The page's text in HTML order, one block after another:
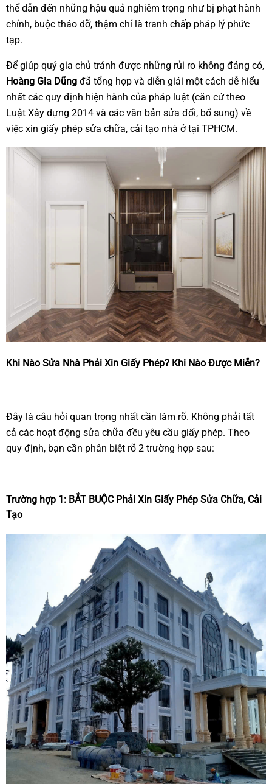
Hướng Dẫn Hồ Sơ và Quy Trình Xin Giấy Phép Sửa Nhà tại
TPHCM
2. Quy trình nộp hồ sơ
Lời Khuyên Từ Chuyên Gia
thể dẫn đến những hậu quả nghiêm trọng như bị phạt hành
chính, buộc tháo dỡ, thậm chí là tranh chấp pháp lý phức
tạp.
Để giúp quý gia chủ tránh được những rủi ro không đáng có,
Hoàng Gia Dũng đã tổng hợp và diễn giải một cách dễ hiểu
nhất các quy định hiện hành của pháp luật (căn cứ theo
Luật Xây dựng 2014 và các văn bản sửa đổi, bổ sung) về
việc xin giấy phép sửa chữa, cải tạo nhà ở tại TPHCM.
Khi Nào Sửa Nhà Phải Xin Giấy Phép? Khi Nào Được Miễn?
Đây là câu hỏi quan trọng nhất cần làm rõ. Không phải tất
cả các hoạt động sửa chữa đều yêu cầu giấy phép. Theo
quy định, bạn cần phân biệt rõ 2 trường hợp sau:
Trường hợp 1: BẮT BUỘC Phải Xin Giấy Phép Sửa Chữa, Cải
Tạo